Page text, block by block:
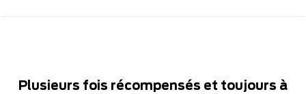
Plusieurs fois récompensés et toujours à